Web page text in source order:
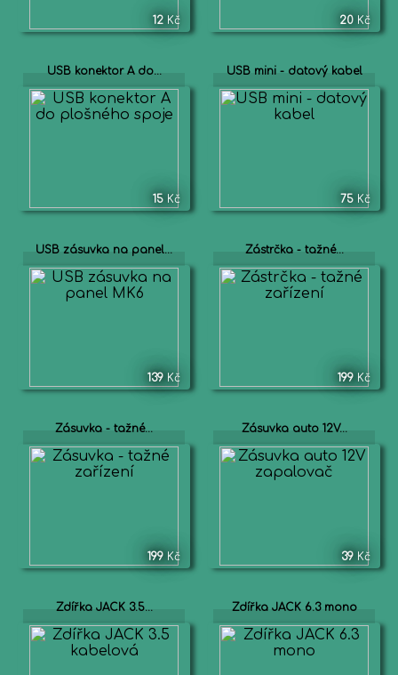
12 Kč 20 Kč
USB konektor A do...
15 Kč
USB mini - datový kabel
75 Kč
USB zásuvka na panel...
139 Kč
Zástrčka - tažné...
199 Kč
Zásuvka - tažné...
199 Kč
Zásuvka auto 12V...
39 Kč
Zdířka JACK 3.5... Zdířka JACK 6.3 mono